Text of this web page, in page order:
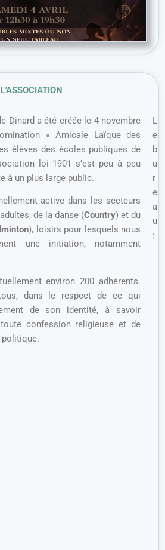
L'ASSOCIATION
Dinard a été créée le 4 novembre
« Amicale Laïque des
élèves des écoles publiques de
loi 1901 s’est peu à peu
à un plus large public.
active dans les secteurs
de la danse (Country) et du
), loisirs pour lesquels nous
une initiation, notamment
environ 200 adhérents.
dans le respect de ce qui
de son identité, à savoir
toute confession religieuse et de
politique.
L
e
b
u
r
e
a
u
: